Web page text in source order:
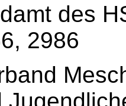
des
2986